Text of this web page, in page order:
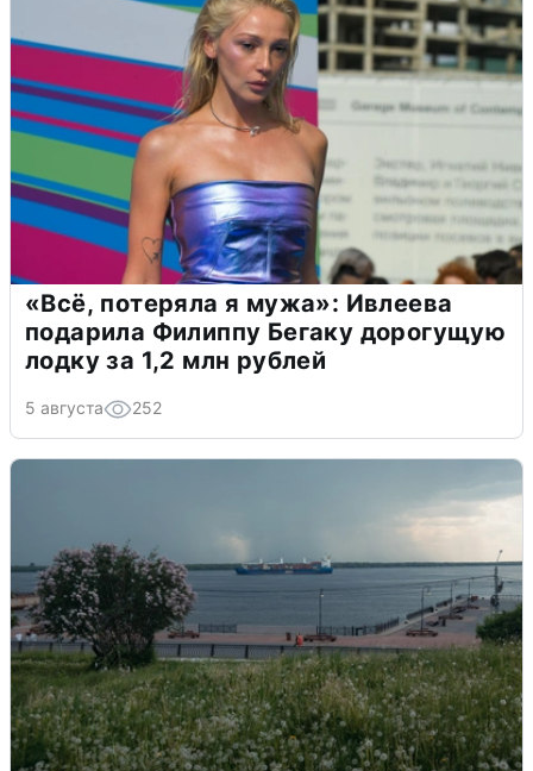
«Всё, потеряла я мужа»: Ивлеева
подарила Филиппу Бегаку дорогущую
лодку за 1,2 млн рублей
5 августа 252